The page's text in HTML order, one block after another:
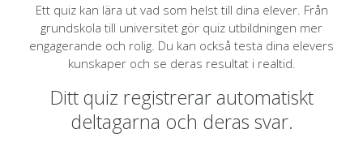
Ett quiz kan lära ut vad som helst till dina elever. Från
grundskola till universitet gör quiz utbildningen mer
engagerande och rolig. Du kan också testa dina elevers
kunskaper och se deras resultat i realtid.
Ditt quiz registrerar automatiskt
deltagarna och deras svar.